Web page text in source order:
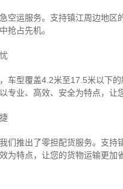
空运服务。支持镇江周边地
抢占先机。
车型覆盖4.2米至17.5米以下
专业、高效、安全为特点，让
们推出了零担配货服务。支
为特点，让您的货物运输更加